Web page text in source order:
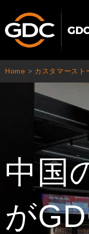
を
ッ
プ
Home > カスタマースト
中国
が